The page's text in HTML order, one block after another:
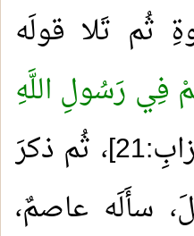
ثُم تَلا قولَه
فِي رَسُولِ اللَّهِ
}[الأحزابِ:21]، ثُم ذكرَ
سأَلَه عاصمٌ،